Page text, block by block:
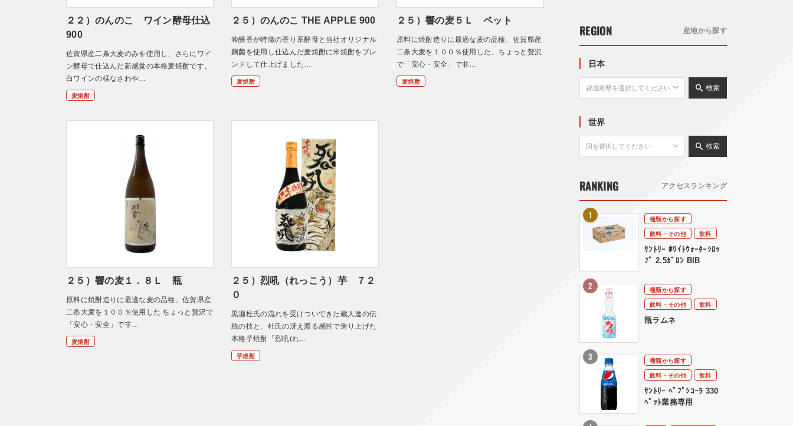
２２）のんのこ ワイン酵母仕込
900
佐賀県産二条大麦のみを使用し、さらにワイ
ン酵母で仕込んだ新感覚の本格麦焼酎です。
白ワインの様なさわや…
麦焼酎
２５）のんのこ THE APPLE 900
吟醸香が特徴の香り系酵母と当社オリジナル
麹菌を使用し仕込んだ麦焼酎に米焼酎をブレ
ンドして仕上げました…
麦焼酎
２５）響の麦５Ｌ ペット
原料に焼酎造りに最適な麦の品種、佐賀県産
二条大麦を１００％使用した、ちょっと贅沢
で「安心・安全」で非…
麦焼酎
２５）響の麦１．８Ｌ 瓶
原料に焼酎造りに最適な麦の品種、佐賀県産
二条大麦を１００％使用した ちょっと贅沢で
「安心・安全」で非…
麦焼酎
２５）烈吼（れっこう）芋 ７２
０
黒瀬杜氏の流れを受けついできた蔵人達の伝
統の技と、杜氏の冴え渡る感性で造り上げた
本格芋焼酎「烈吼(れ…
芋焼酎
REGION 産地から探す
日本
検索
世界
検索
RANKING アクセスランキング
種類から探す
飲料・その他
飲料
ｻﾝﾄﾘｰ ﾎﾜｲﾄｳｫｰﾀｰｼﾛｯ
ﾌﾟ 2.5ｶﾞﾛﾝ BIB
種類から探す
飲料・その他
飲料
瓶ラムネ
種類から探す
飲料・その他
飲料
ｻﾝﾄﾘｰ ﾍﾟﾌﾟｼｺｰﾗ 330
ﾍﾟｯﾄ業務専用